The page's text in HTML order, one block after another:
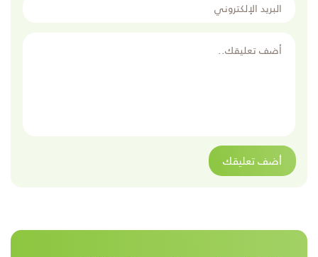
أضف تعليقك